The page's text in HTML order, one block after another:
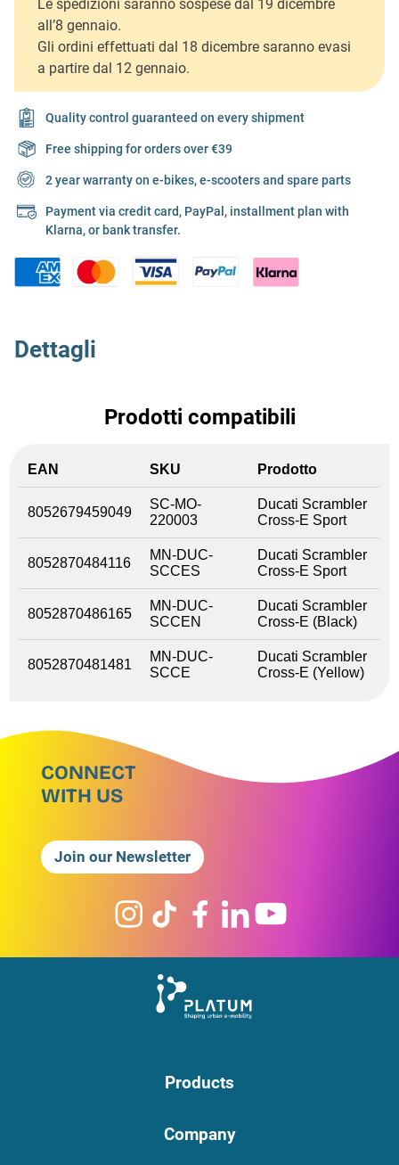
Le spedizioni saranno sospese dal 19 dicembre
all’8 gennaio.
Gli ordini effettuati dal 18 dicembre saranno evasi
a partire dal 12 gennaio.
Quality control guaranteed on every shipment
Free shipping for orders over €39
2 year warranty on e-bikes, e-scooters and spare parts
Payment via credit card, PayPal, installment plan with
Klarna, or bank transfer.
Dettagli
Prodotti compatibili
EAN SKU Prodotto
8052679459049
SC-MO-
220003
Ducati Scrambler
Cross-E Sport
8052870484116
MN-DUC-
SCCES
Ducati Scrambler
Cross-E Sport
8052870486165
MN-DUC-
SCCEN
Ducati Scrambler
Cross-E (Black)
8052870481481
MN-DUC-
SCCE
Ducati Scrambler
Cross-E (Yellow)
CONNECT
WITH US
Join our Newsletter
Products
Company